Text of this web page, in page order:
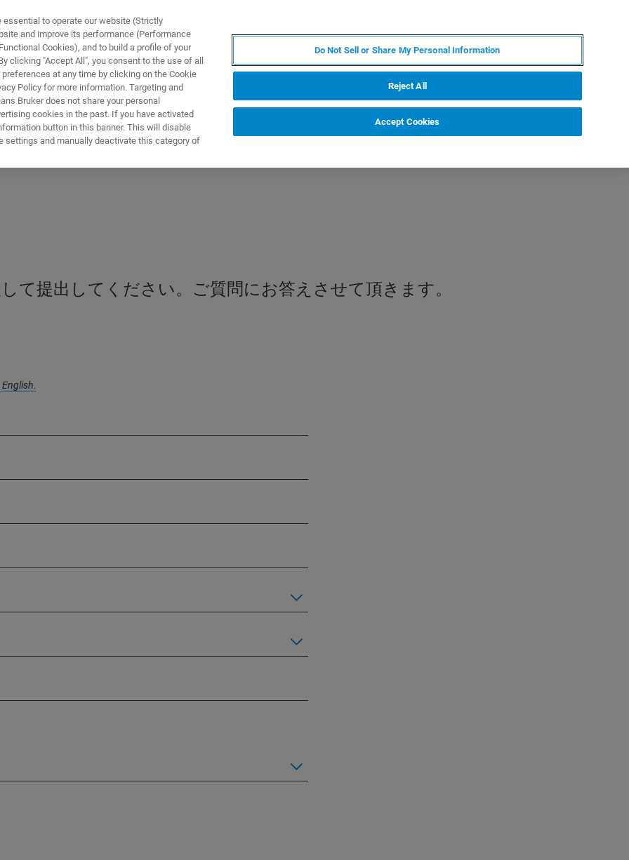
製品とソリューション アプリケーション
て提出してください。ご質問にお答えさせて頂きます。
to operate our website (Strictly
and improve its performance (Performance
Cookies), and to build a profile of your
clicking "Accept All", you consent to the use of all
at any time by clicking on the Cookie
Policy for more information. Targeting and
Bruker does not share your personal
cookies in the past. If you have activated
button in this banner. This will disable
settings and manually deactivate this category of
Do Not Sell or Share My Personal Information
Reject All
Accept Cookies